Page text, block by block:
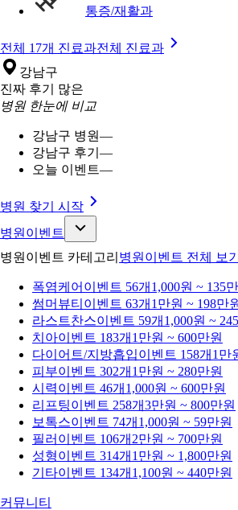
통증/재활과
전체 17개 진료과전체 진료과
강남구
진짜 후기 많은
병원 한눈에 비교
강남구 병원—
강남구 후기 —
오늘 이벤트—
병원 찾기 시작
병원이벤트
병원이벤트 카테고리 병원이벤트 전체 보기
폭염케어 이벤트 56개 1,000원 ~ 135
썸머뷰티 이벤트 63개 1만원 ~ 198만
라스트찬스이벤트 59개 1,000원 ~
치아이벤트 183개 1만원 ~ 600만원
다이어트/지방흡입이벤트 158개 1만
피부이벤트 302개 1만원 ~ 280만원
시력이벤트 46개 1,000원 ~ 600만원
리프팅이벤트 258개3만원 ~ 800만원
보톡스이벤트 74개 1,000원 ~ 59만원
필러 이벤트 106개 2만원 ~ 700만원
성형이벤트 314개 1만원 ~ 1,800만원
기타이벤트 134개 1,100원 ~ 440만원
커뮤니티